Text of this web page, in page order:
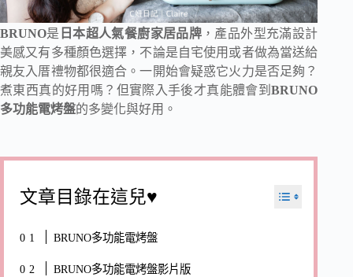
BRUNO是 日本超人氣餐廚家居品牌 ，產品外型充滿設計
美感又有多種顏色選擇，不論是自宅使用或者做為當送給
親友入厝禮物都很適合。一開始會疑惑它火力是否足夠？
煮東西真的好用嗎？但實際入手後才真能體會到BRUNO
多功能電烤盤的多變化與好用。
文章目錄在這兒♥
BRUNO多功能電烤盤
BRUNO多功能電烤盤影片版